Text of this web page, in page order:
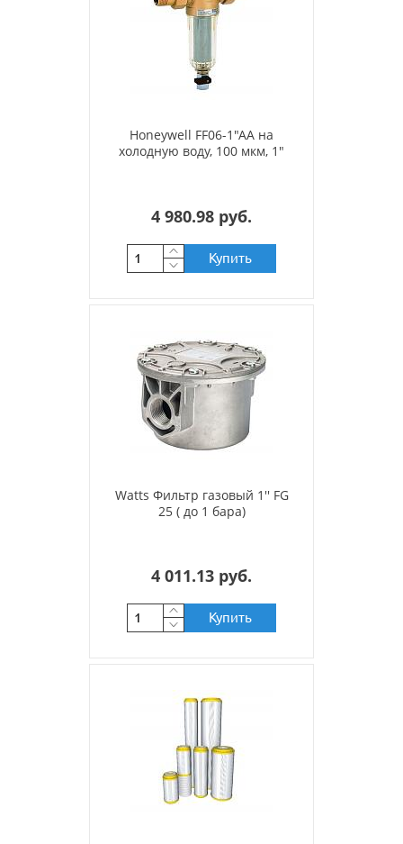
Honeywell FF06-1"AA на
холодную воду, 100 мкм, 1"
4 980.98 руб.
Купить
Watts Фильтр газовый 1'' FG
25 ( до 1 бара)
4 011.13 руб.
Купить